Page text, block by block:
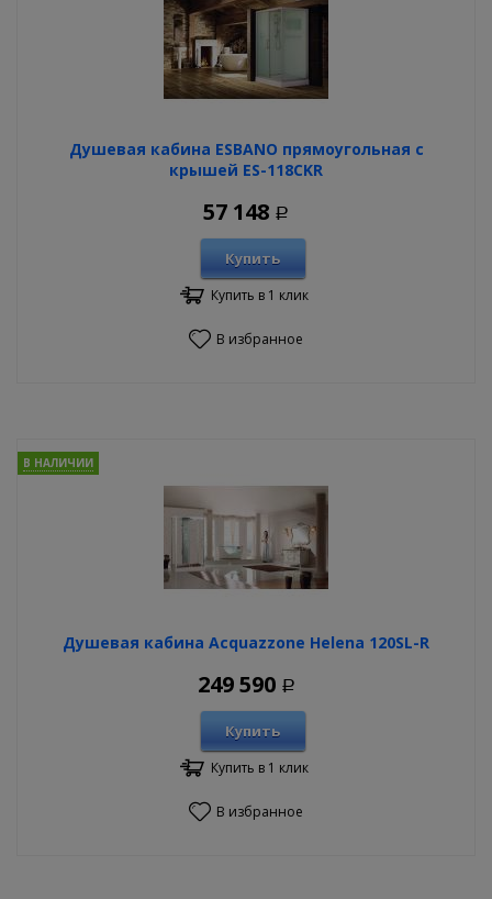
Душевая кабина ESBANO прямоугольная с
крышей ES-118CKR
57 148 Р
Купить
Купить в 1 клик
В избранное
Душевая кабина Acquazzone Helena 120SL-R
В НАЛИЧИИ
249 590 Р
Купить
Купить в 1 клик
В избранное